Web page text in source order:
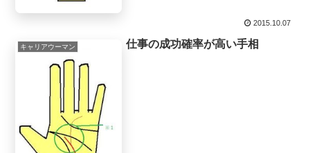
2015.10.07
キャリアウーマン 仕事の成功確率が高い手相